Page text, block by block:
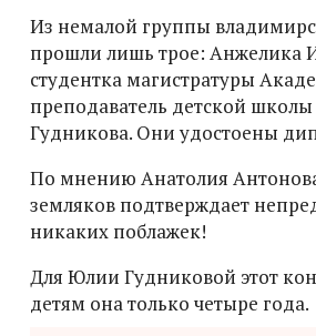
Из немалой группы
прошли лишь трое: Анжелика
студентка магистратуры
преподаватель детской
Гудникова. Они удостоены
По мнению Анатолия
земляков подтверждает
никаких поблажек!
Для Юлии Гудниковой этот
детям она только четыре года.